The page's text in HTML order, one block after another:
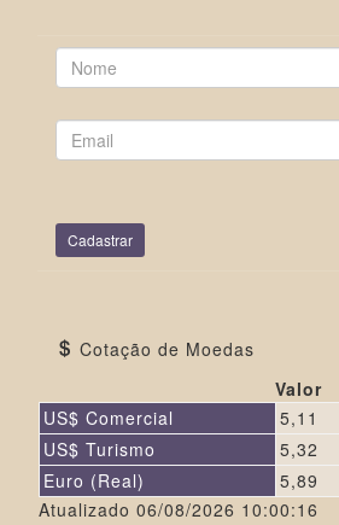
Cadastrar
Cotação de Moedas
Valor
Atualizado 06/08/2026 10:00:16
US$ Comercial 5,11
US$ Turismo
5,32
Euro (Real)
5,89